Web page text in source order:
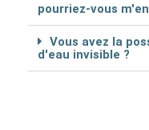
pourriez-vous
Vous avez la
d'eau invisible ?